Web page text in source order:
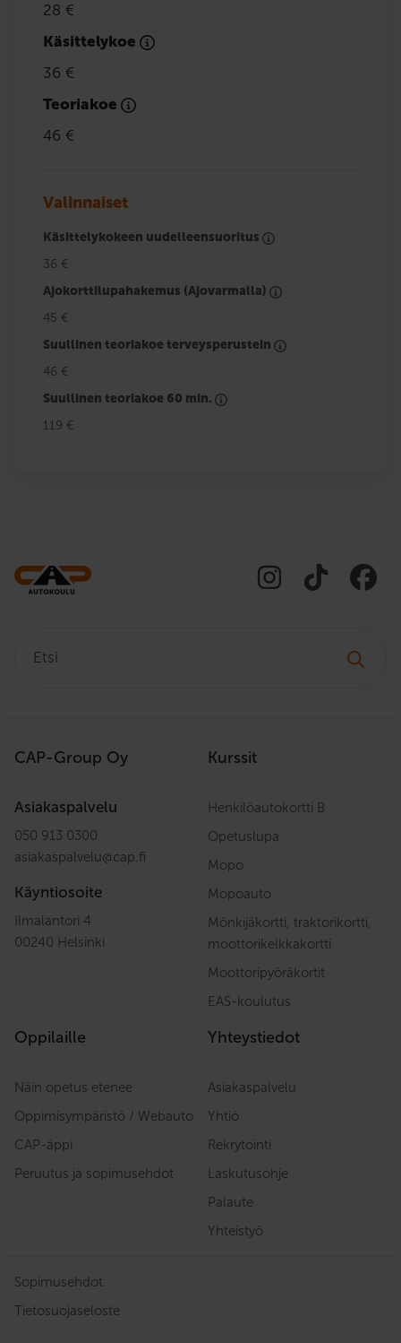
28 €
Käsittelykoe
36 €
Teoriakoe
46 €
Valinnaiset
Käsittelykokeen uudelleensuoritus
36 €
Ajokorttilupahakemus (Ajovarmalla)
45 €
Suullinen teoriakoe terveysperustein
46 €
Suullinen teoriakoe 60 min.
119 €
CAP-Group Oy
Asiakaspalvelu
050 913 0300
asiakaspalvelu@cap.fi
Käyntiosoite
Ilmalantori 4
00240 Helsinki
Kurssit
Henkilöautokortti B
Opetuslupa
Mopo
Mopoauto
Mönkijäkortti, traktorikortti,
moottorikelkkakortti
Moottoripyöräkortit
EAS-koulutus
Oppilaille
Näin opetus etenee
Oppimisympäristö / Webauto
CAP-äppi
Peruutus ja sopimusehdot
Yhteystiedot
Asiakaspalvelu
Yhtiö
Rekrytointi
Laskutusohje
Palaute
Yhteistyö
Sopimusehdot
Tietosuojaseloste